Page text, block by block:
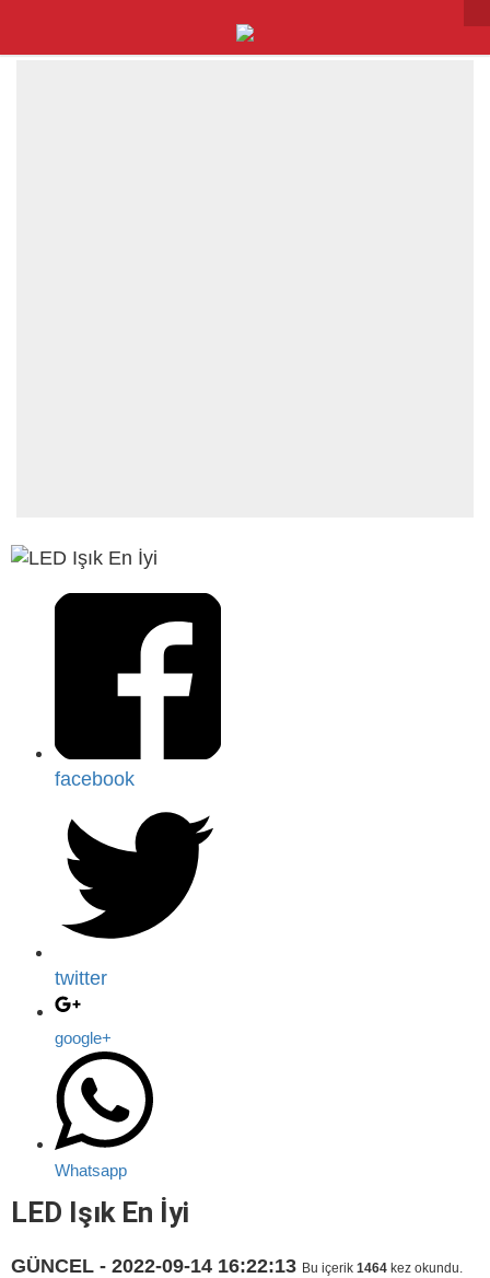
facebook
twitter
google+
Whatsapp
LED Işık En İyi
GÜNCEL - 2022-09-14 16:22:13 Bu içerik 1464 kez okundu.